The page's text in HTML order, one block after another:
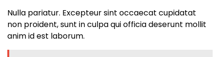
Nulla pariatur. Excepteur sint occaecat cupidatat
non proident, sunt in culpa qui officia deserunt mollit
anim id est laborum.